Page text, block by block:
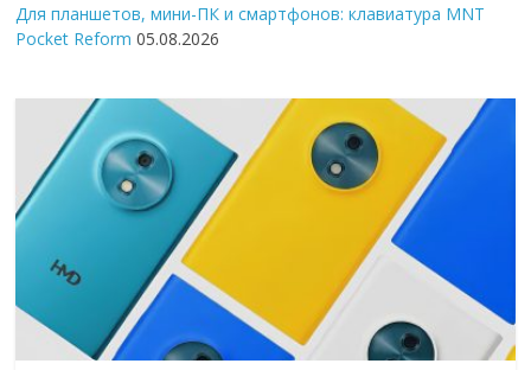
Для планшетов, мини-ПК и смартфонов: клавиатура MNT
Pocket Reform 05.08.2026